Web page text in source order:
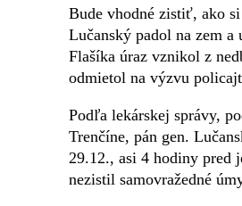
Bude vhodné zistiť, ako
Lučanský padol na zem
Flašíka úraz vznikol z
odmietol na výzvu
Podľa lekárskej správy,
Trenčíne, pán gen.
29.12., asi 4 hodiny pred
nezistil samovražedné